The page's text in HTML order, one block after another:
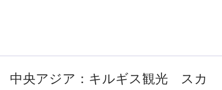
中央アジア：キルギス観光 スカ